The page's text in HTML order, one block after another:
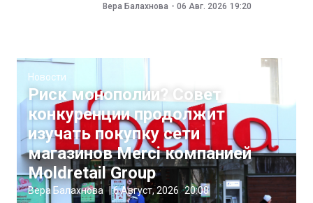
Вера Балахнова - 06 Авг. 2026 19:20
Новости
Риск монополии? Совет
конкуренции продолжит
изучать покупку сети
магазинов Merci компанией
Moldretail Group
Вера Балахнова 6 Август, 2026 20:08